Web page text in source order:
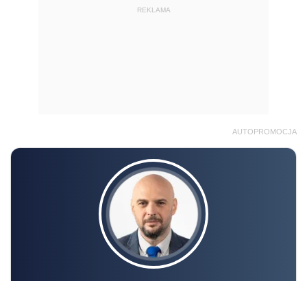
REKLAMA
AUTOPROMOCJA